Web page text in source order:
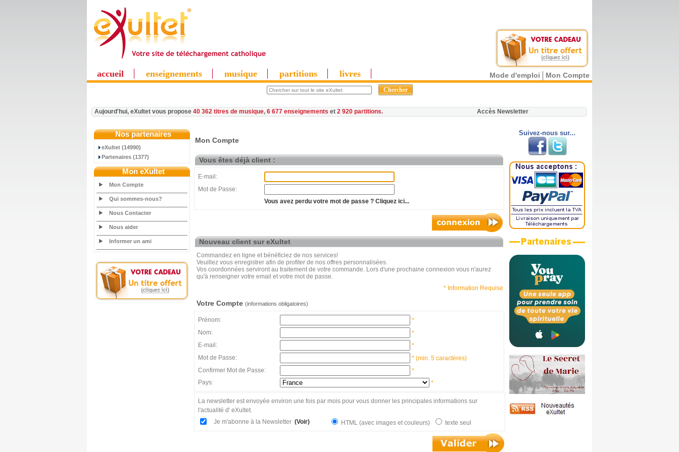
accueil enseignements musique partitions livres Mode d'emploi Mon Compte
Aujourd'hui, eXultet vous propose 40 362 titres de musique, 6 677 enseignements et 2 920 partitions. Accès Newsletter
Nos partenaires
eXultet (14990)
Partenaires (1377)
Mon eXultet
Mon Compte
Qui sommes-nous?
Nous Contacter
Nous aider
Informer un ami
Mon Compte
Vous êtes déjà client :
E-mail:
Mot de Passe:
Vous avez perdu votre mot de passe ? Cliquez ici...
Nouveau client sur eXultet
Commandez en ligne et bénéficiez de nos services!
Veuillez vous enregistrer afin de profiter de nos offres personnalisées.
Vos coordonnées serviront au traitement de votre commande. Lors d'une prochaine connexion vous n'aurez
qu'à renseigner votre email et votre mot de passe.
* Information Requise
Votre Compte (informations obligatoires)
Prénom:
*
Nom:
*
E-mail:
*
Mot de Passe:
* (min. 5 caractères)
Confirmer Mot de Passe:
*
Pays:
*
La newsletter est envoyée environ une fois par mois pour vous donner les principales informations sur
l'actualité d' eXultet.
Je m'abonne à la Newsletter (Voir) HTML (avec images et couleurs) texte seul
Suivez-nous sur...